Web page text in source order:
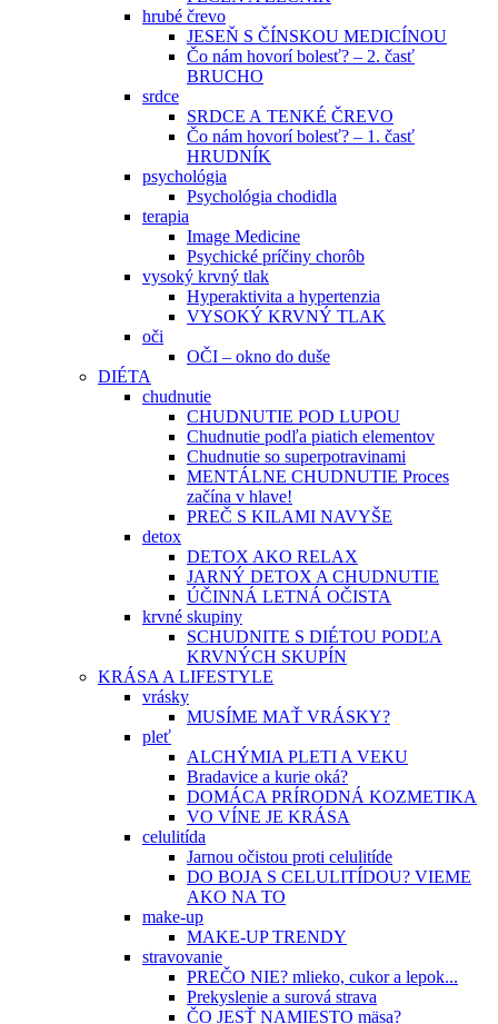
hrubé črevo
JESEŇ S ČÍNSKOU MEDICÍNOU
Čo nám hovorí bolesť? – 2. časť
BRUCHO
srdce
SRDCE A TENKÉ ČREVO
Čo nám hovorí bolesť? – 1. časť
HRUDNÍK
psychológia
Psychológia chodidla
terapia
Image Medicine
Psychické príčiny chorôb
vysoký krvný tlak
Hyperaktivita a hypertenzia
VYSOKÝ KRVNÝ TLAK
oči
OČI – okno do duše
DIÉTA
chudnutie
CHUDNUTIE POD LUPOU
Chudnutie podľa piatich elementov
Chudnutie so superpotravinami
MENTÁLNE CHUDNUTIE Proces
začína v hlave!
PREČ S KILAMI NAVYŠE
detox
DETOX AKO RELAX
JARNÝ DETOX A CHUDNUTIE
ÚČINNÁ LETNÁ OČISTA
krvné skupiny
SCHUDNITE S DIÉTOU PODĽA
KRVNÝCH SKUPÍN
KRÁSA A LIFESTYLE
vrásky
MUSÍME MAŤ VRÁSKY?
pleť
ALCHÝMIA PLETI A VEKU
Bradavice a kurie oká?
DOMÁCA PRÍRODNÁ KOZMETIKA
VO VÍNE JE KRÁSA
celulitída
Jarnou očistou proti celulitíde
DO BOJA S CELULITÍDOU? VIEME
AKO NA TO
make-up
MAKE-UP TRENDY
stravovanie
PREČO NIE? mlieko, cukor a lepok...
Prekyslenie a surová strava
ČO JESŤ NAMIESTO mäsa?